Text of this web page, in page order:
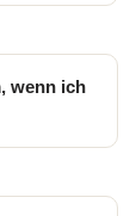
wenn ich